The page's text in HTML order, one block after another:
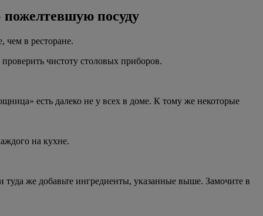
пожелтевшую посуду
чем в ресторане.
чистоту столовых приборов.
есть далеко не у всех в доме. К тому же некоторые
на кухне.
туда же добавьте ингредиенты, указанные выше. Замочите в